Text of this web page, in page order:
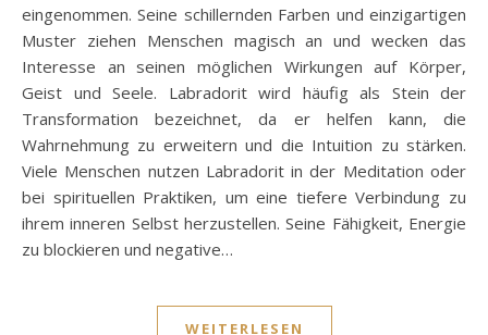
eingenommen. Seine schillernden Farben und einzigartigen
Muster ziehen Menschen magisch an und wecken das
Interesse an seinen möglichen Wirkungen auf Körper,
Geist und Seele. Labradorit wird häufig als Stein der
Transformation bezeichnet, da er helfen kann, die
Wahrnehmung zu erweitern und die Intuition zu stärken.
Viele Menschen nutzen Labradorit in der Meditation oder
bei spirituellen Praktiken, um eine tiefere Verbindung zu
ihrem inneren Selbst herzustellen. Seine Fähigkeit, Energie
zu blockieren und negative…
WEITERLESEN